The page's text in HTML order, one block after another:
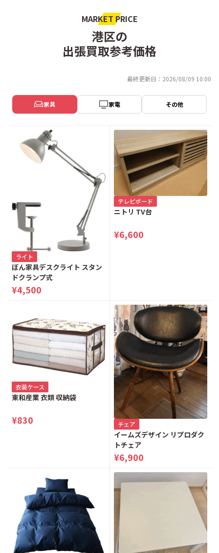
MARKET PRICE
港区の
出張買取参考価格
最終更新日：2026/08/09 10:00
家具 家電 その他
ライト
ぼん家具デスクライト スタン
ドクランプ式
¥4,500
テレビボード
ニトリ TV台
¥6,600
衣装ケース
東和産業 衣類 収納袋
¥830 チェア
イームズデザイン リプロダク
トチェア
¥6,900